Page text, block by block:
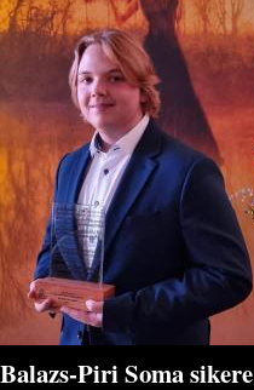
Balazs-Piri Soma sikere